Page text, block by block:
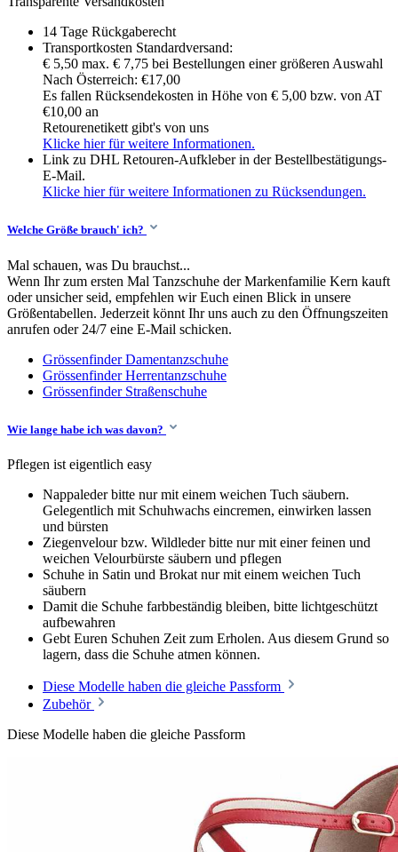
14 Tage Rückgaberecht
Transportkosten Standardversand:
€ 5,50 max. € 7,75 bei Bestellungen einer größeren Auswahl
Nach Österreich: €17,00
Es fallen Rücksendekosten in Höhe von € 5,00 bzw. von AT
€10,00 an
Retourenetikett gibt's von uns
Klicke hier für weitere Informationen.
Link zu DHL Retouren-Aufkleber in der Bestellbestätigungs-
E-Mail.
Klicke hier für weitere Informationen zu Rücksendungen.
Welche Größe brauch' ich?
Mal schauen, was Du brauchst...
Wenn Ihr zum ersten Mal Tanzschuhe der Markenfamilie Kern kauft
oder unsicher seid, empfehlen wir Euch einen Blick in unsere
Größentabellen. Jederzeit könnt Ihr uns auch zu den Öffnungszeiten
anrufen oder 24/7 eine E-Mail schicken.
Grössenfinder Damentanzschuhe
Grössenfinder Herrentanzschuhe
Grössenfinder Straßenschuhe
Wie lange habe ich was davon?
Pflegen ist eigentlich easy
Nappaleder bitte nur mit einem weichen Tuch säubern.
Gelegentlich mit Schuhwachs eincremen, einwirken lassen
und bürsten
Ziegenvelour bzw. Wildleder bitte nur mit einer feinen und
weichen Velourbürste säubern und pflegen
Schuhe in Satin und Brokat nur mit einem weichen Tuch
säubern
Damit die Schuhe farbbeständig bleiben, bitte lichtgeschützt
aufbewahren
Gebt Euren Schuhen Zeit zum Erholen. Aus diesem Grund so
lagern, dass die Schuhe atmen können.
Diese Modelle haben die gleiche Passform
Zubehör
Diese Modelle haben die gleiche Passform